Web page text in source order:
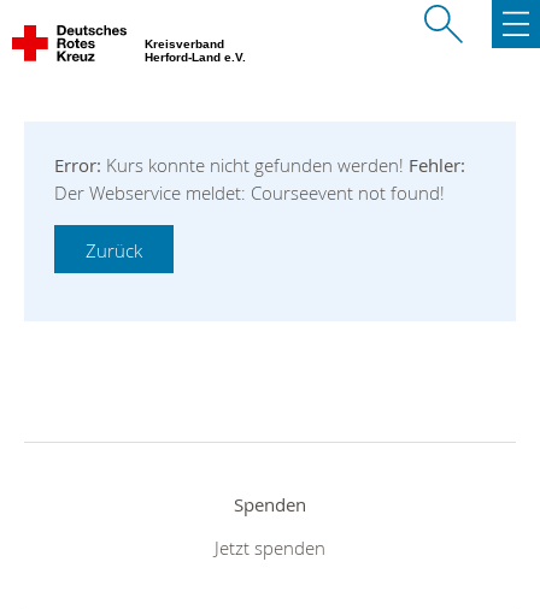
Kreisverband
Herford-Land e.V.
Error: Kurs konnte nicht gefunden werden! Fehler:
Der Webservice meldet: Courseevent not found!
Spenden
Jetzt spenden